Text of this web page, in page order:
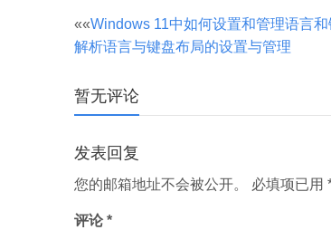
文
章
分
页
««Windows 11中如何设置和管理语言
解析语言与键盘布局的设置与管理
暂无评论
发表回复
您的邮箱地址不会被公开。 必填项已用
评论*